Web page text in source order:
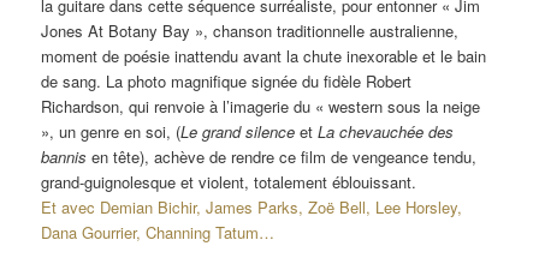
la guitare dans cette séquence surréaliste, pour entonner « Jim
Jones At Botany Bay », chanson traditionnelle australienne,
moment de poésie inattendu avant la chute inexorable et le bain
de sang. La photo magnifique signée du fidèle Robert
Richardson, qui renvoie à l’imagerie du « western sous la neige
», un genre en soi, (Le grand silence etLa chevauchée des
bannis en tête), achève de rendre ce film de vengeance tendu,
grand-guignolesque et violent, totalement éblouissant.
Et avec Demian Bichir, James Parks, Zoë Bell, Lee Horsley,
Dana Gourrier, Channing Tatum…